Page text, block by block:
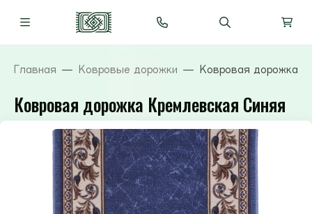
Главная Ковровые дорожки Ковровая дорожка
Ковровая дорожка Кремлевская Синяя